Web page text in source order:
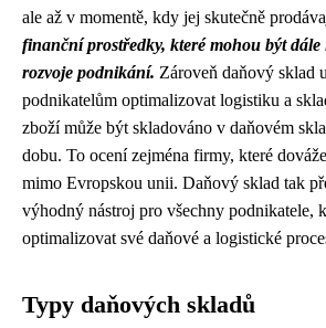
ale až v momentě, kdy jej skutečně
finanční prostředky, které mohou být dále
rozvoje podnikání. Zároveň daňový sklad
podnikatelům optimalizovat logistiku a
zboží může být skladováno v daňovém
dobu. To ocení zejména firmy, které
mimo Evropskou unii. Daňový sklad tak
výhodný nástroj pro všechny podnikatele,
optimalizovat své daňové a logistické
Typy daňových skladů